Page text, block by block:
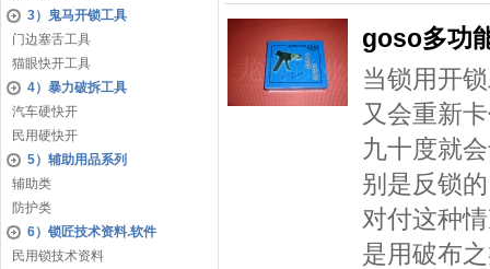
3）鬼马开锁工具
门边塞舌工具
猫眼快开工具
4）暴力破拆工具
汽车硬快开
民用硬快开
5）辅助用品系列
辅助类
防护类
6）锁匠技术资料.软件
民用锁技术资料
goso多功
当锁用开
又会重新
九十度就
别是反锁
对付这种
是用破布